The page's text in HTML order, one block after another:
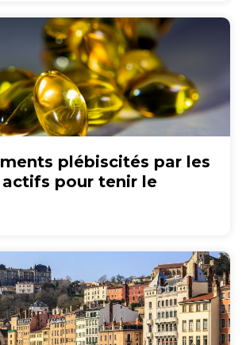
plébiscités par les
actifs pour tenir le